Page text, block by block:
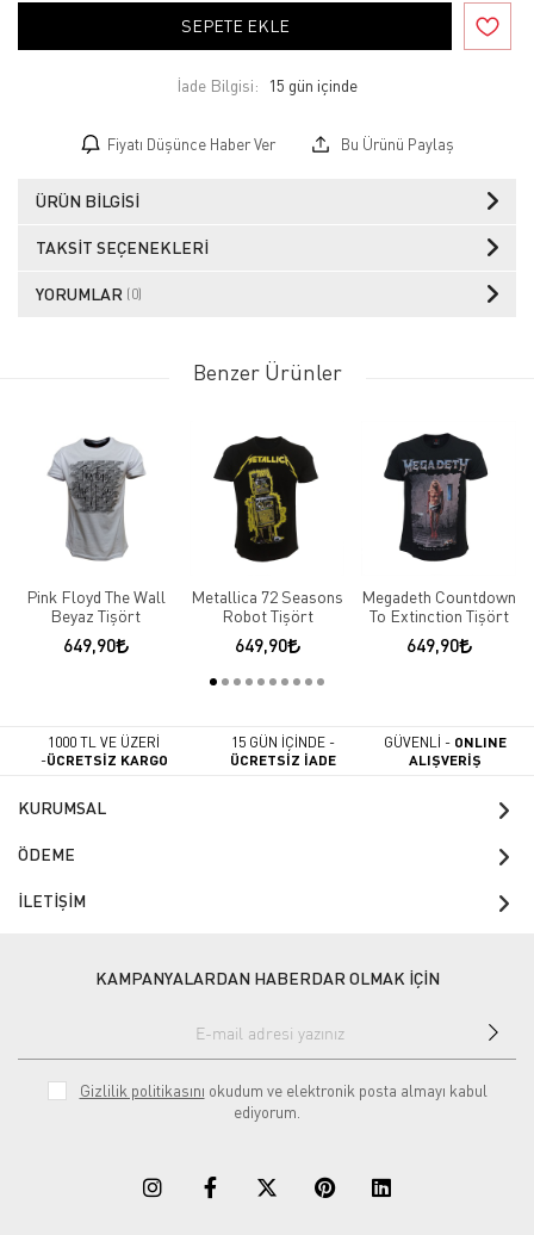
SEPETE EKLE
İade Bilgisi:
Fiyatı Düşünce Haber Ver Bu Ürünü Paylaş
ÜRÜN BILGISI
TAKSIT SEÇENEKLERI
YORUMLAR (0)
Benzer Ürünler
Pink Floyd The Wall
Beyaz Tişört
649,90
Metallica 72 Seasons
Robot Tişört
649,90
Megadeth Countdown
To Extinction Tişört
649,90
1000 TL VE ÜZERİ
-ÜCRETSİZ KARGO
15 GÜN İÇİNDE -
ÜCRETSİZ İADE
GÜVENLİ - ONLINE
ALIŞVERİŞ
KURUMSAL
ÖDEME
İLETİŞİM
KAMPANYALARDAN HABERDAR OLMAK İÇİN
Gizlilik politikasını okudum ve elektronik posta almayı kabul
ediyorum.